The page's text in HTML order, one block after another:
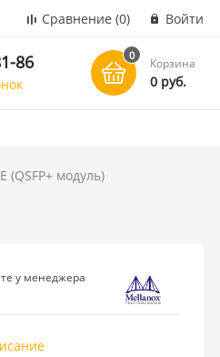
Сравнение (0) Войти
86 0
Корзина
0 руб.
(QSFP+ модуль)
у менеджера